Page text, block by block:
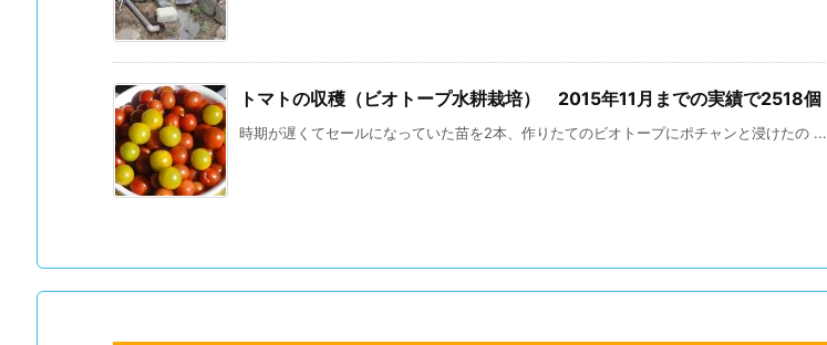
トマトの収穫（ビオトープ水耕栽培） 2015年11月までの実績で2518個
時期が遅くてセールになっていた苗を2本、作りたてのビオトープにポチャンと浸けたの ...